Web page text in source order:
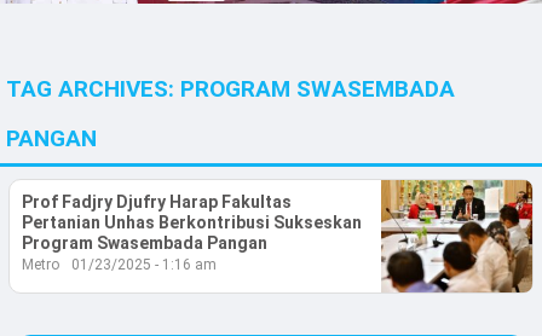
Metro
Ekonomi
Bisnis
Kesehatan
TAG ARCHIVES: PROGRAM SWASEMBADA
PANGAN
Prof Fadjry Djufry Harap Fakultas
Pertanian Unhas Berkontribusi Sukseskan
Program Swasembada Pangan
Metro 01/23/2025 - 1:16 am